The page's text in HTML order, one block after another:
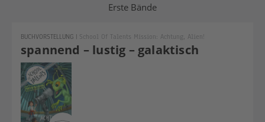
Erste Bände
spannend – lustig – galaktisch
BUCHVORSTELLUNG | School Of Talents Mission: Achtung, Alien!